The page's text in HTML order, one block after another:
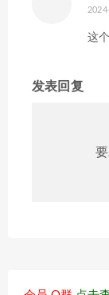
这
发表回复